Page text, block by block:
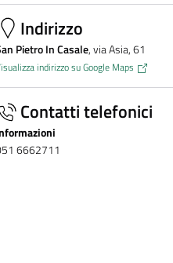
Indirizzo
Pietro In Casale, via Asia, 61
indirizzo su Google Maps
Contatti telefonici
6662711